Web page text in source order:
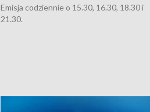
Emisja codziennie o 15.30, 16.30, 18.30 i
21.30.